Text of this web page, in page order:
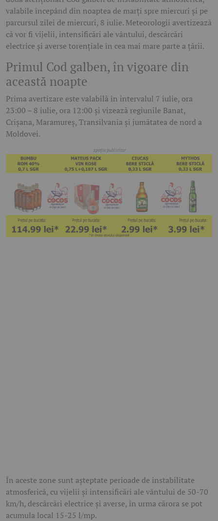
valabile începând din noaptea de marți spre miercuri și pe
parcursul zilei de miercuri, 8 iulie. Meteorologii avertizează
că vor fi vijelii, intensificări ale vântului, descărcări
electrice și averse torențiale în cea mai mare parte a țării.
Primul Cod galben, în vigoare din
această noapte
Prima avertizare este valabilă în intervalul 7 iulie, ora
23:00 – 8 iulie, ora 12:00 și vizează regiunile Banat,
Crișana, Maramureș, Transilvania și jumătatea de nord a
Moldovei.
În aceste zone sunt așteptate perioade de instabilitate
atmosferică, cu vijelii și intensificări ale vântului de 50-70
km/h, descărcări electrice și averse, în urma cărora se pot
acumula local 15-25 l/mp.